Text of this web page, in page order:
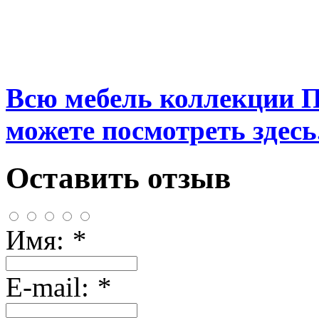
Всю мебель коллекции
можете посмотреть
Оставить отзыв
Имя: *
E-mail: *